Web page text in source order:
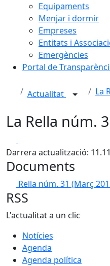
Equipaments
Menjar i dormir
Empreses
Entitats i
Emergències
Portal de
Actualitat La
La Rella núm.
Darrera actualització:
Documents
Rella núm. 31 (Març
RSS
L'actualitat a un clic
Notícies
Agenda
Agenda política